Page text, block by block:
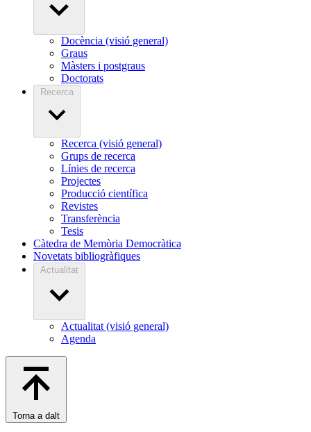
Docència (visió general)
Graus
Màsters i postgraus
Doctorats
Recerca
Recerca (visió general)
Grups de recerca
Línies de recerca
Projectes
Producció científica
Revistes
Transferència
Tesis
Càtedra de Memòria Democràtica
Novetats bibliogràfiques
Actualitat
Actualitat (visió general)
Agenda
Torna a dalt